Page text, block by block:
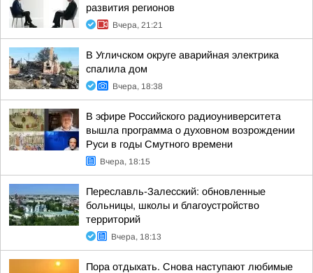
развития регионов
Вчера, 21:21
В Угличском округе аварийная электрика
спалила дом
Вчера, 18:38
В эфире Российского радиоуниверситета
вышла программа о духовном возрождении
Руси в годы Смутного времени
Вчера, 18:15
Переславль-Залесский: обновленные
больницы, школы и благоустройство
территорий
Вчера, 18:13
Пора отдыхать. Снова наступают любимые